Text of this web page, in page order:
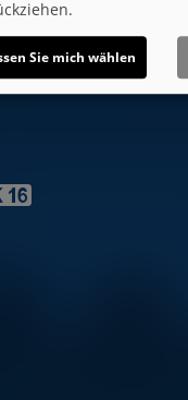
Sie mich wählen